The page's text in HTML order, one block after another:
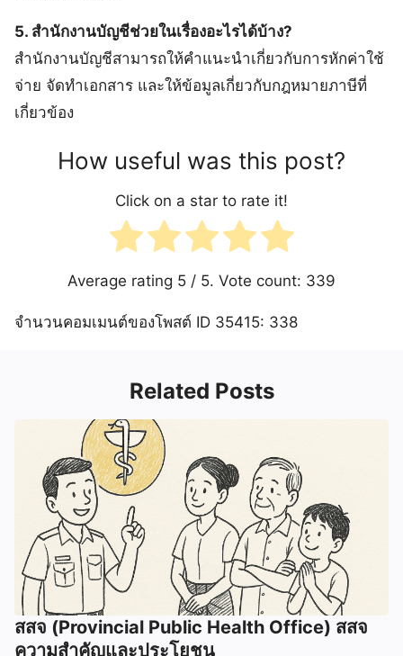
5. สำนักงานบัญชีช่วยในเรื่องอะไรได้บ้าง?
สำนักงานบัญชีสามารถให้คำแนะนำเกี่ยวกับการหักค่าใช้
จ่าย จัดทำเอกสาร และให้ข้อมูลเกี่ยวกับกฎหมายภาษีที่
เกี่ยวข้อง
How useful was this post?
Click on a star to rate it!
Average rating 5 / 5. Vote count: 339
จำนวนคอมเมนต์ของโพสต์ ID 35415: 338
Related Posts
สสจ (Provincial Public Health Office) สสจ
ความสำคัญและประโยชน